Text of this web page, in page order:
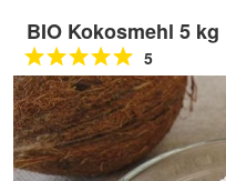
BIO Kokosmehl 5 kg
5